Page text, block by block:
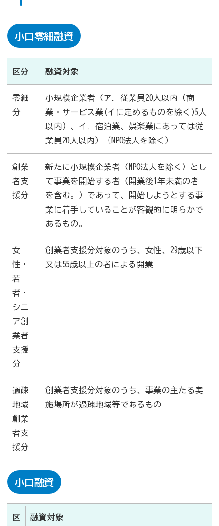
小口零細融資
区分 融資対象
零細
分
小規模企業者（ア．従業員20人以内（商
業・サービス業(イに定めるものを除く)5人
以内）、イ．宿泊業、娯楽業にあっては従
業員20人以内）（NPO法人を除く）
創業
者支
援分
新たに小規模企業者（NPO法人を除く）とし
て事業を開始する者（開業後1年未満の者
を含む。）であって、開始しようとする事
業に着手していることが客観的に明らかで
あるもの。
女
性・
若
者・
シニ
ア創
業者
支援
分
創業者支援分対象のうち、女性、29歳以下
又は55歳以上の者による開業
過疎
地域
創業
者支
援分
創業者支援分対象のうち、事業の主たる実
施場所が過疎地域等であるもの
小口融資
区
融資対象